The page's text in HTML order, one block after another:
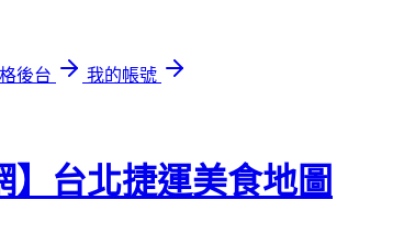
後台
我的帳號
】台北捷運美食地圖